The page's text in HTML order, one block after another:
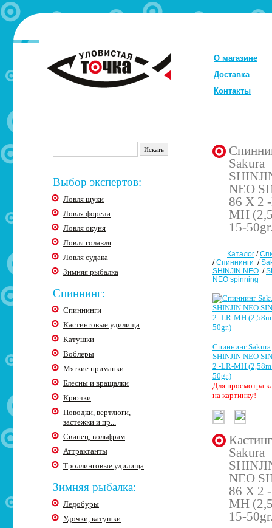
О магазине
Доставка
Контакты
Выбор экспертов:
Ловля щуки
Ловля форели
Ловля окуня
Ловля голавля
Ловля судака
Зимняя рыбалка
Спиннинг:
Спиннинги
Кастинговые удилища
Катушки
Воблеры
Мягкие приманки
Блесны и вращалки
Крючки
Поводки, вертлюги,
застежки и пр...
Свинец, вольфрам
Аттрактанты
Троллинговые удилища
Зимняя рыбалка:
Ледобуры
Удочки, катушки
Sakura
NEO
86 X 2
MH
15-
Каталог /
/Спиннинги /
SHINJIN NEO /
NEO spinning
Спиннинг Sakura
SHINJIN NEO
2 -LR-MH
50gr.)
Для просмотра
на картинку!
Кастинг
Sakura
NEO
86 X 2
MH
15-